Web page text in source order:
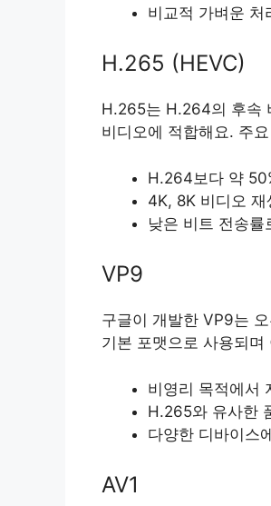
비교적 가벼운 처
H.265 (HEVC)
H.265는 H.264의 후속
비디오에 적합해요. 주
H.264보다 약
4K, 8K 비디오 재
낮은 비트 전송률
VP9
구글이 개발한 VP9는
기본 포맷으로 사용되
비영리 목적에서
H.265와 유사한
다양한 디바이스
AV1